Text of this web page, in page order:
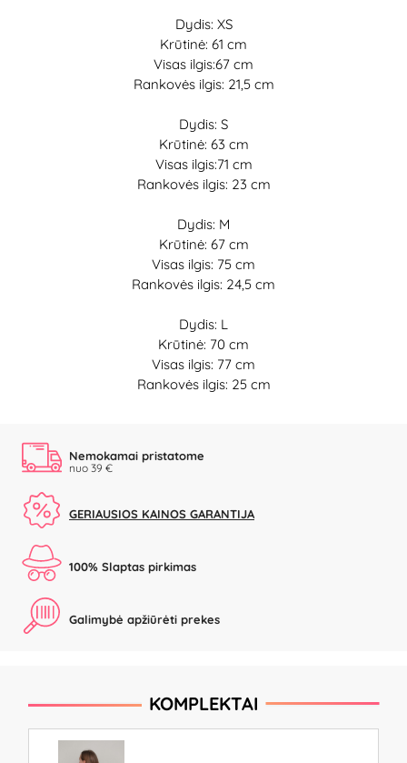
Dydis: XS
Krūtinė: 61 cm
Visas ilgis:67 cm
Rankovės ilgis: 21,5 cm
Dydis: S
Krūtinė: 63 cm
Visas ilgis:71 cm
Rankovės ilgis: 23 cm
Dydis: M
Krūtinė: 67 cm
Visas ilgis: 75 cm
Rankovės ilgis: 24,5 cm
Dydis: L
Krūtinė: 70 cm
Visas ilgis: 77 cm
Rankovės ilgis: 25 cm
Nemokamai pristatome
nuo 39 €
GERIAUSIOS KAINOS GARANTIJA
100% Slaptas pirkimas
Galimybė apžiūrėti prekes
KOMPLEKTAI